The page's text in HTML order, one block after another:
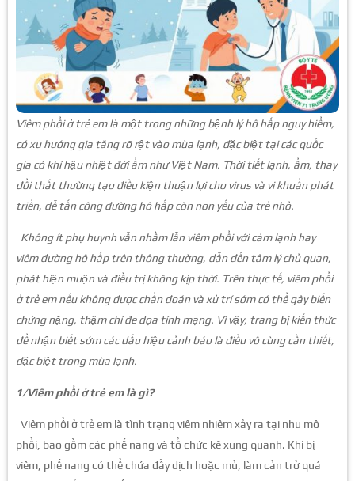
Viêm phổi ở trẻ em là một trong những bệnh lý hô hấp nguy hiểm,
có xu hướng gia tăng rõ rệt vào mùa lạnh, đặc biệt tại các quốc
gia có khí hậu nhiệt đới ẩm như Việt Nam. Thời tiết lạnh, ẩm, thay
đổi thất thường tạo điều kiện thuận lợi cho virus và vi khuẩn phát
triển, dễ tấn công đường hô hấp còn non yếu của trẻ nhỏ.
Không ít phụ huynh vẫn nhầm lẫn viêm phổi với cảm lạnh hay
viêm đường hô hấp trên thông thường, dẫn đến tâm lý chủ quan,
phát hiện muộn và điều trị không kịp thời. Trên thực tế, viêm phổi
ở trẻ em nếu không được chẩn đoán và xử trí sớm có thể gây biến
chứng nặng, thậm chí đe dọa tính mạng. Vì vậy, trang bị kiến thức
để nhận biết sớm các dấu hiệu cảnh báo là điều vô cùng cần thiết,
đặc biệt trong mùa lạnh.
1/Viêm phổi ở trẻ em là gì?
Viêm phổi ở trẻ em là tình trạng viêm nhiễm xảy ra tại nhu mô
phổi, bao gồm các phế nang và tổ chức kẽ xung quanh. Khi bị
viêm, phế nang có thể chứa đầy dịch hoặc mủ, làm cản trở quá